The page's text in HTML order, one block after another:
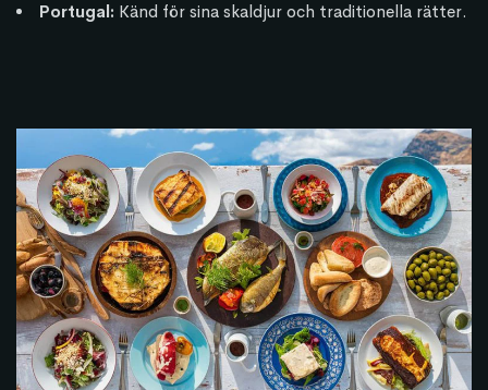
Portugal: Känd för sina skaldjur och traditionella rätter.